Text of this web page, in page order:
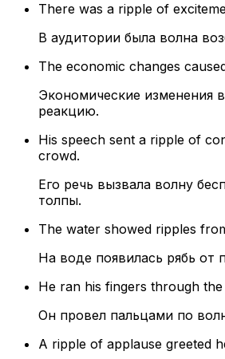
There was a ripple of
В аудитории была волна
The economic changes
Экономические изменения
реакцию.
His speech sent a ripple of
crowd.
Его речь вызвала волну
толпы.
The water showed ripples
На воде появилась рябь от
He ran his fingers through
Он провел пальцами по
A ripple of applause greeted